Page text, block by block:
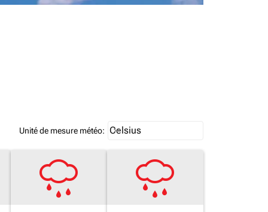
Unité de mesure météo: Weather unit option Celsius
Celsius
keyboard_arrow_down